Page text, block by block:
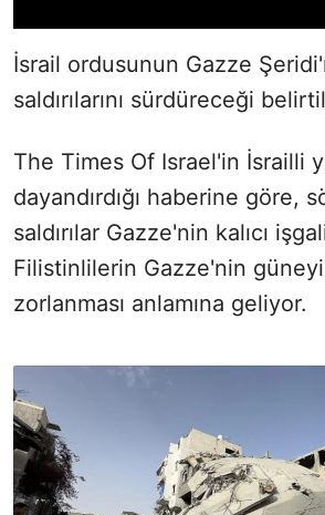
İsrail ordusunun Gazze
saldırılarını sürdüreceği
The Times Of Israel'in İsrailli
dayandırdığı haberine göre,
saldırılar Gazze'nin kalıcı
Filistinlilerin Gazze'nin
zorlanması anlamına geliyor.